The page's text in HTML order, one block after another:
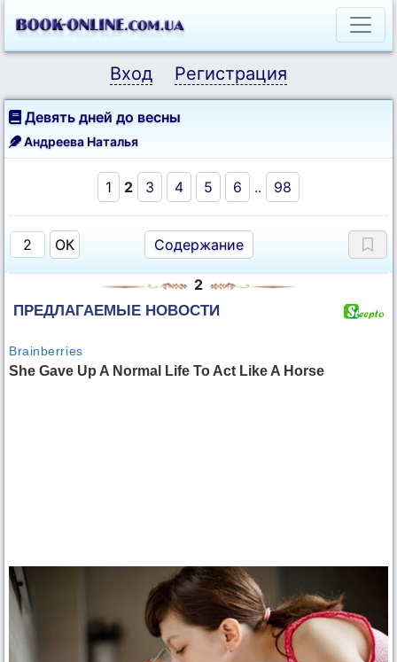
Вход Регистрация
Девять дней до весны
Андреева Наталья
1 2 3 4 5 6 .. 98
Содержание
2